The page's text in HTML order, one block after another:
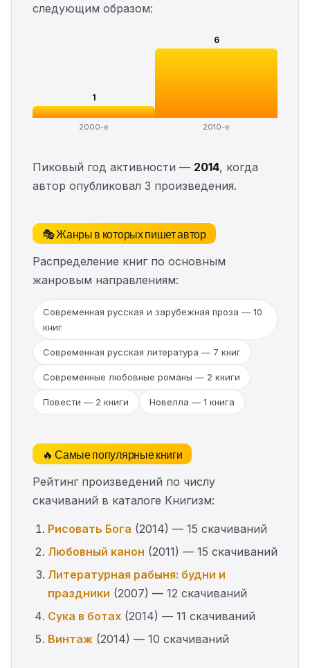
следующим образом:
1
2000-е
6
2010-е
Пиковый год активности — 2014, когда
автор опубликовал 3 произведения.
🎭 Жанры в которых пишет автор
Распределение книг по основным
жанровым направлениям:
Современная русская и зарубежная проза — 10
книг
Современная русская литература — 7 книг
Современные любовные романы — 2 книги
Повести — 2 книги Новелла — 1 книга
🔥 Самые популярные книги
Рейтинг произведений по числу
скачиваний в каталоге Книгизм:
Рисовать Бога (2014) — 15 скачиваний
Любовный канон (2011) — 15 скачиваний
Литературная рабыня: будни и
праздники (2007) — 12 скачиваний
Сука в ботах (2014) — 11 скачиваний
Винтаж (2014) — 10 скачиваний